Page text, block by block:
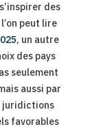
des
peut lire
, un autre
des pays
seulement
aussi par
juridictions
favorables